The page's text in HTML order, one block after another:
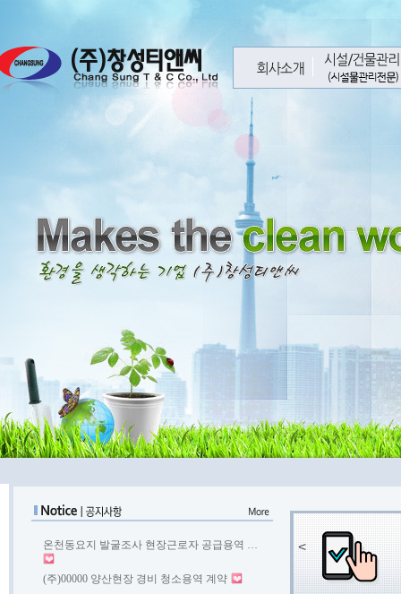
온천동요지 발굴조사 현장근로자 공급용역 …
(주)00000 양산현장 경비 청소용역 계약
<